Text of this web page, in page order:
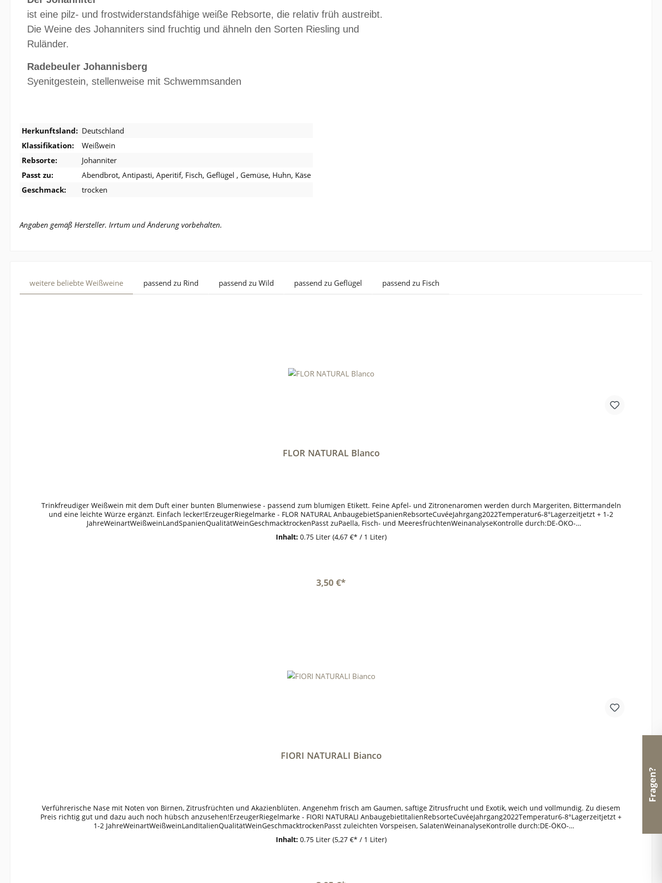
ist eine pilz- und frostwiderstandsfähige weiße Rebsorte, die relativ früh austreibt.
Die Weine des Johanniters sind fruchtig und ähneln den Sorten Riesling und
Ruländer.
Radebeuler Johannisberg
Syenitgestein, stellenweise mit Schwemmsanden
Herkunftsland: Deutschland
Klassifikation:
Weißwein
Rebsorte:
Johanniter
Passt zu:
Abendbrot, Antipasti, Aperitif, Fisch, Geflügel , Gemüse, Huhn, Käse
Geschmack:
trocken
Angaben gemäß Hersteller. Irrtum und Änderung vorbehalten.
weitere beliebte Weißweine passend zu Rind passend zu Wild passend zu Geflügel passend zu Fisch
FLOR NATURAL Blanco
Trinkfreudiger Weißwein mit dem Duft einer bunten Blumenwiese - passend zum blumigen Etikett. Feine Apfel- und Zitronenaromen werden durch Margeriten, Bittermandeln
und eine leichte Würze ergänzt. Einfach lecker!ErzeugerRiegelmarke - FLOR NATURAL AnbaugebietSpanienRebsorteCuvéeJahrgang2022Temperatur6-8°Lagerzeitjetzt + 1-2
JahreWeinartWeißweinLandSpanienQualitätWeinGeschmacktrockenPasst zuPaella, Fisch- und MeeresfrüchtenWeinanalyseKontrolle durch:DE-ÖKO-
001Anbauverband:Restzucker (g/l):6,3Vorh. Alkohol (Vol%):11Gesamtsäure (g/l):4,7Schweflige Säure frei (mg/l):49Schweflige Säure ges. (mg/l):124Weinstil:ausgewogen
Inhalt: 0.75 Liter (4,67 €* / 1 Liter)
3,50 €*
FIORI NATURALI Bianco
Verführerische Nase mit Noten von Birnen, Zitrusfrüchten und Akazienblüten. Angenehm frisch am Gaumen, saftige Zitrusfrucht und Exotik, weich und vollmundig. Zu diesem
Preis richtig gut und dazu auch noch hübsch anzusehen!ErzeugerRiegelmarke - FIORI NATURALI AnbaugebietItalienRebsorteCuvéeJahrgang2022Temperatur6-8°Lagerzeitjetzt +
1-2 JahreWeinartWeißweinLandItalienQualitätWeinGeschmacktrockenPasst zuleichten Vorspeisen, SalatenWeinanalyseKontrolle durch:DE-ÖKO-
001Anbauverband:Restzucker (g/l):7,7Vorh. Alkohol (Vol%):11,9Gesamtsäure (g/l):5,6Schweflige Säure frei (mg/l):43Schweflige Säure ges. (mg/l):128Weinstil:ausgewogen
Inhalt: 0.75 Liter (5,27 €* / 1 Liter)
Fragen?